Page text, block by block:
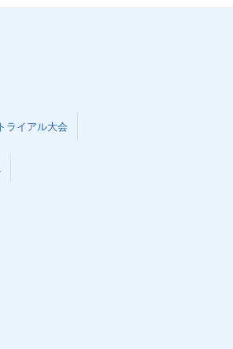
トライアル大会